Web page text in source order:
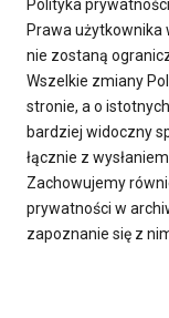
Polityka
Prawa użytkownika
nie zostaną
Wszelkie zmiany
stronie, a o
bardziej widoczny
łącznie z
Zachowujemy
prywatności w
zapoznanie się z